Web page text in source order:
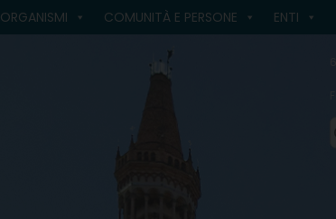
ORGANISMI COMUNITÀ E PERSONE ENTI